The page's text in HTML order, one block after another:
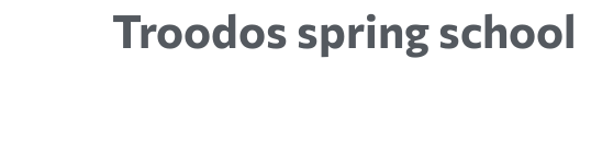
Troodos spring school